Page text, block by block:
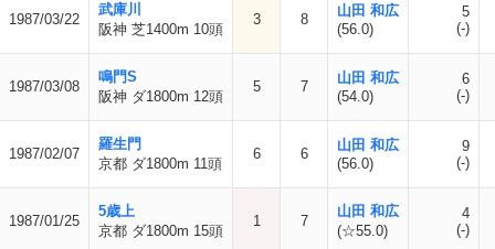
1987/03/22
武庫川
阪神 芝1400m 10頭
3 8
山田 和広
(56.0)
5
(-)
1987/03/08
鳴門S
阪神 ダ1800m 12頭
5 7
山田 和広
(54.0)
6
(-)
1987/02/07
羅生門
京都 ダ1800m 11頭
6 6
山田 和広
(56.0)
9
(-)
1987/01/25
5歳上
京都 ダ1800m 15頭
1 7
山田 和広
(☆55.0)
4
(-)